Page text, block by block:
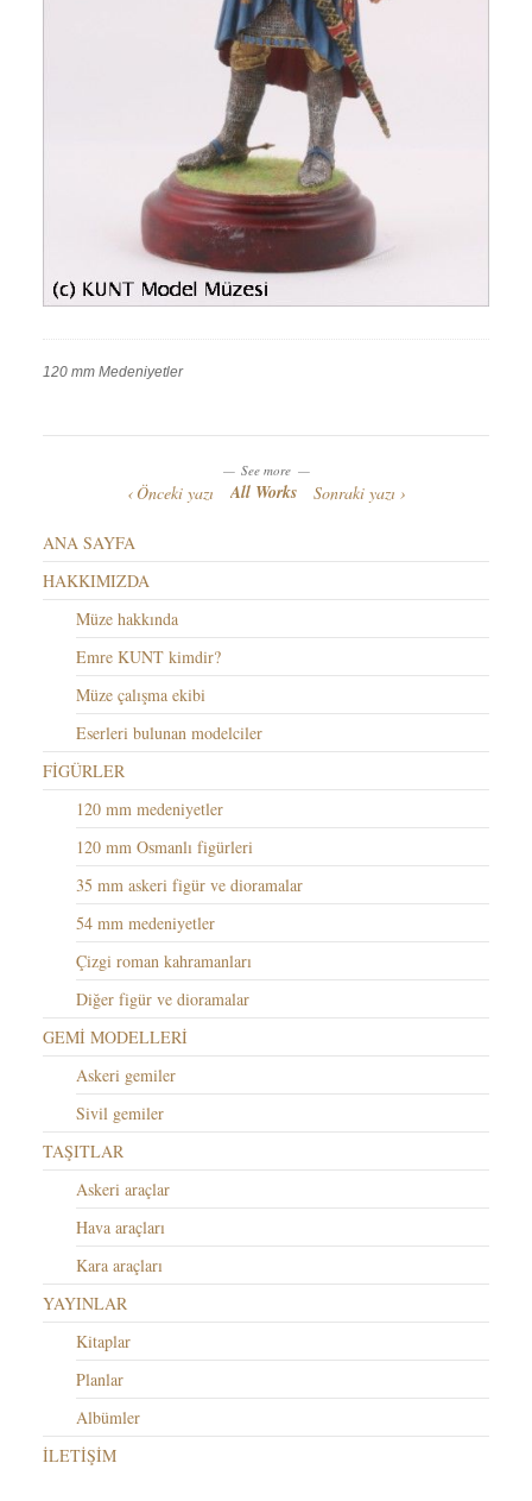
Work
120 mm Medeniyetler
See more
Önceki yazı All Works Sonraki yazı
ANA SAYFA
HAKKIMIZDA
Müze hakkında
Emre KUNT kimdir?
Müze çalışma ekibi
Eserleri bulunan modelciler
FİGÜRLER
120 mm medeniyetler
120 mm Osmanlı figürleri
35 mm askeri figür ve dioramalar
54 mm medeniyetler
Çizgi roman kahramanları
Diğer figür ve dioramalar
GEMİ MODELLERİ
Askeri gemiler
Sivil gemiler
TAŞITLAR
Askeri araçlar
Hava araçları
Kara araçları
YAYINLAR
Kitaplar
Planlar
Albümler
İLETİŞİM